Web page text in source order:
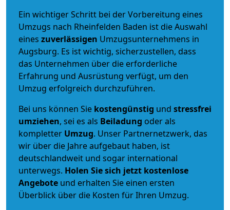
Ein wichtiger Schritt bei der Vorbereitung eines
Umzugs nach Rheinfelden Baden ist die Auswahl
eines zuverlässigen Umzugsunternehmens in
Augsburg. Es ist wichtig, sicherzustellen, dass
das Unternehmen über die erforderliche
Erfahrung und Ausrüstung verfügt, um den
Umzug erfolgreich durchzuführen.
Bei uns können Sie kostengünstig und stressfrei
umziehen, sei es als Beiladung oder als
kompletter Umzug. Unser Partnernetzwerk, das
wir über die Jahre aufgebaut haben, ist
deutschlandweit und sogar international
unterwegs. Holen Sie sich jetzt kostenlose
Angebote und erhalten Sie einen ersten
Überblick über die Kosten für Ihren Umzug.